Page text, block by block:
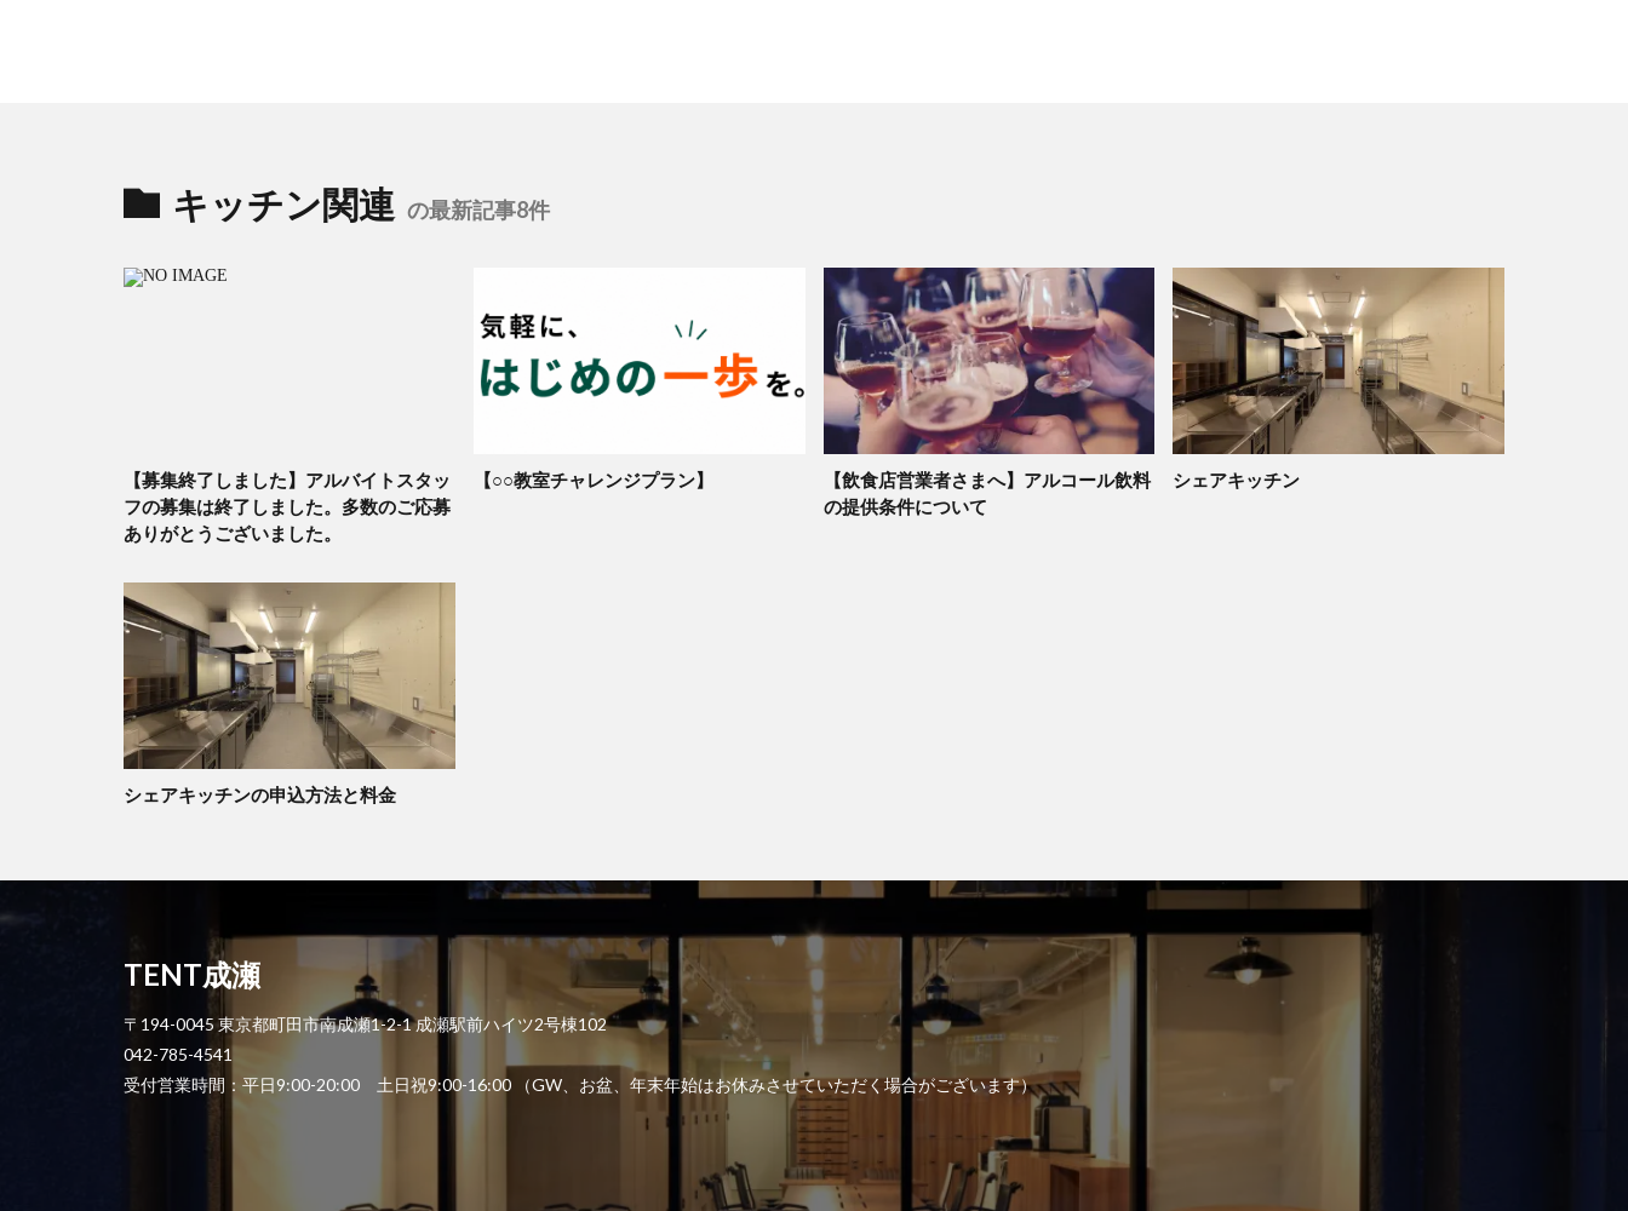
キッチン関連 の最新記事8件
【募集終了しました】アルバイトスタッ
フの募集は終了しました。多数のご応募
ありがとうございました。
【○○教室チャレンジプラン】
【飲食店営業者さまへ】アルコール飲料
の提供条件について
シェアキッチン
シェアキッチンの申込方法と料金
TENT成瀬
〒194-0045 東京都町田市南成瀬1-2-1 成瀬駅前ハイツ2号棟102
042-785-4541
受付営業時間：平日9:00-20:00 土日祝9:00-16:00 （GW、お盆、年末年始はお休みさせていただく場合がございます）